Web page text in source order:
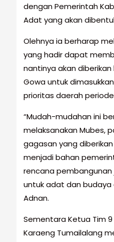
dengan Pemerintah
Adat yang akan
Olehnya ia berharap
yang hadir dapat
nantinya akan
Gowa untuk
prioritas daerah
“Mudah-mudahan ini
melaksanakan Mubes,
gagasan yang
menjadi bahan
rencana
untuk adat dan budaya
Adnan.
Sementara Ketua Tim 9
Karaeng Tumailalang